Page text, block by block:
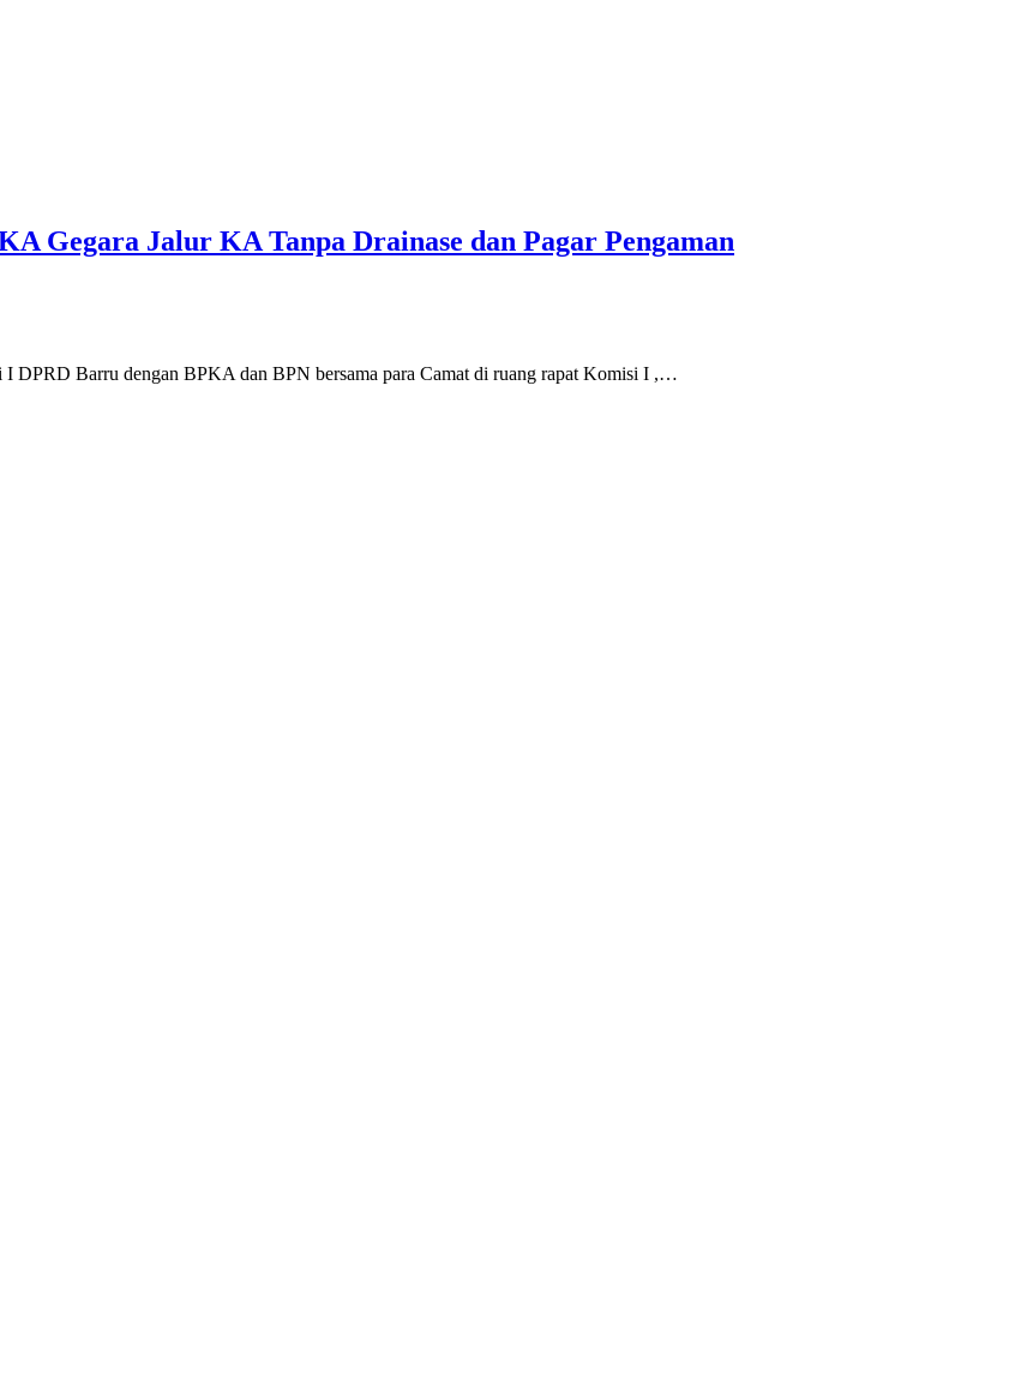
Gegara Jalur KA Tanpa Drainase dan Pagar Pengaman
DPRD Barru dengan BPKA dan BPN bersama para Camat di ruang rapat Komisi I ,…